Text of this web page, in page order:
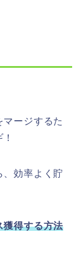
マージするた
、効率よく貯
獲得する方法